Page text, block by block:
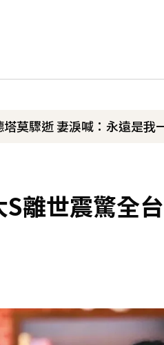
莫驟逝 妻淚喊：永遠是我
離世震驚全